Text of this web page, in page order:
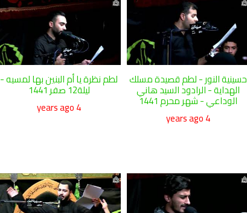
حسينية النور - لطم قصيدة مسلك
الهداية - الرادود السيد هاني
الوداعي - شهر محرم 1441
4 years ago
لطم نظرة يا أم البنين بها لمسيه -
ليلة12 صفر 1441
4 years ago